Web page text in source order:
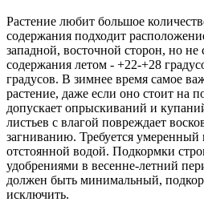
Растение любит большое
содержания подходит
западной, восточной сторон, но не
содержания летом - +22-+28
градусов. В зимнее время самое
растение, даже если оно стоит на
допускает опрыскиваний и
листьев с влагой повреждает
загниванию. Требуется умеренный
отстоянной водой. Подкормки
удобрениями в весенне-летний
должен быть минимальный,
исключить.